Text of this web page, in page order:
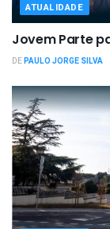
ATUALIDADE
Jovem Parte
DEPAULO JORGE SILVA